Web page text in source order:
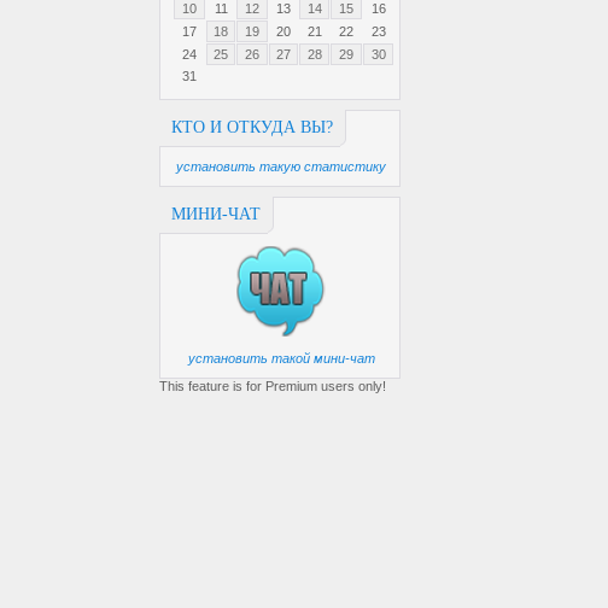
10
11 12 13 14 15
16
17
18 19 20 21 22
23
24
25 26 27 28 29
30
31
КТО И ОТКУДА ВЫ?
установить такую статистику
МИНИ-ЧАТ
установить такой мини-чат
This feature is for Premium users only!